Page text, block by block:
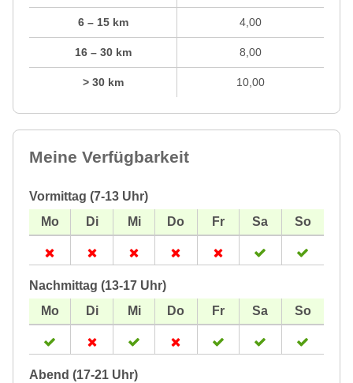
6 – 15 km
16 – 30 km
> 30 km
4,00
8,00
10,00
Meine Verfügbarkeit
Vormittag (7-13 Uhr)
Nachmittag (13-17 Uhr)
Abend (17-21 Uhr)